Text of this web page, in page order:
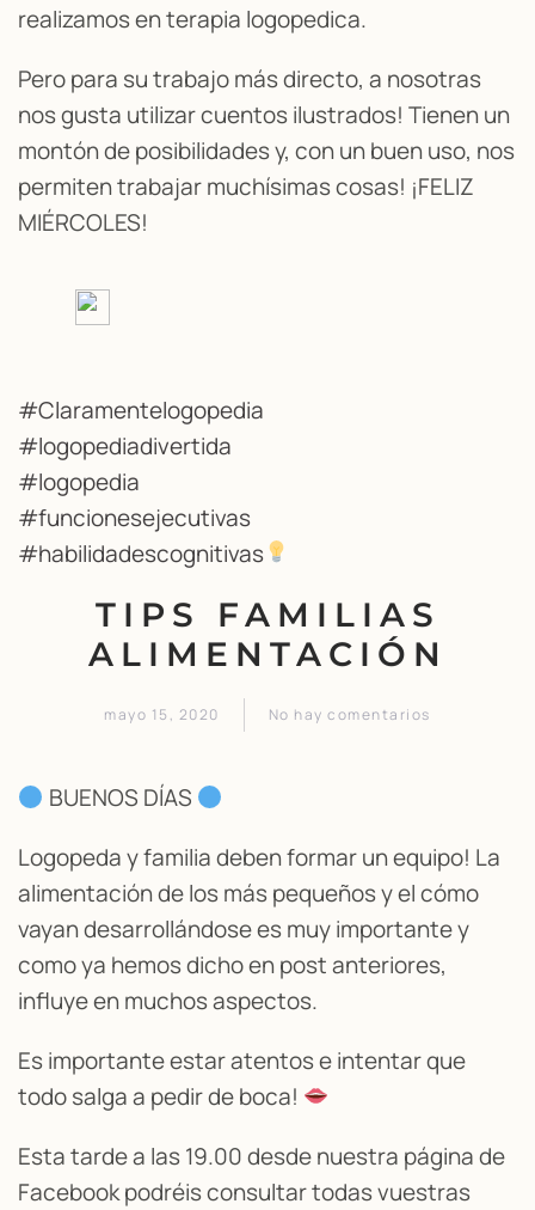
realizamos en terapia logopedica.
Pero para su trabajo más directo, a nosotras
nos gusta utilizar cuentos ilustrados! Tienen un
montón de posibilidades y, con un buen uso, nos
permiten trabajar muchísimas cosas! ¡FELIZ
MIÉRCOLES!
#Claramentelogopedia
#logopediadivertida
#logopedia
#funcionesejecutivas
#habilidadescognitivas
TIPS FAMILIAS
ALIMENTACIÓN
mayo 15, 2020 No hay comentarios
en
BUENOS DÍAS
Logopeda y familia deben formar un equipo! La
alimentación de los más pequeños y el cómo
vayan desarrollándose es muy importante y
como ya hemos dicho en post anteriores,
influye en muchos aspectos.
Es importante estar atentos e intentar que
todo salga a pedir de boca!
Esta tarde a las 19.00 desde nuestra página de
Facebook podréis consultar todas vuestras